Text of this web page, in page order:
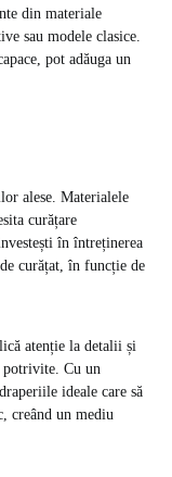
din materiale
sau modele clasice.
pot adăuga un
alese. Materialele
curățare
în întreținerea
curățat, în funcție de
atenție la detalii și
Cu un
ideale care să
creând un mediu